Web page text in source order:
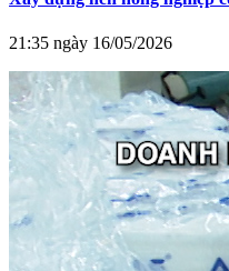
21:35 ngày 16/05/2026